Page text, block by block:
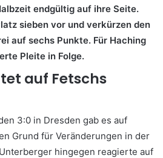
endgültig auf ihre Seite.
sieben vor und verkürzen den
auf sechs Punkte. Für Haching
Pleite in Folge.
auf Fetschs
3:0 in Dresden gab es auf
Grund für Veränderungen in der
hingegen reagierte auf